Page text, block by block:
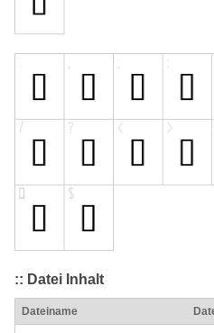
:: Datei Inhalt
Dateiname